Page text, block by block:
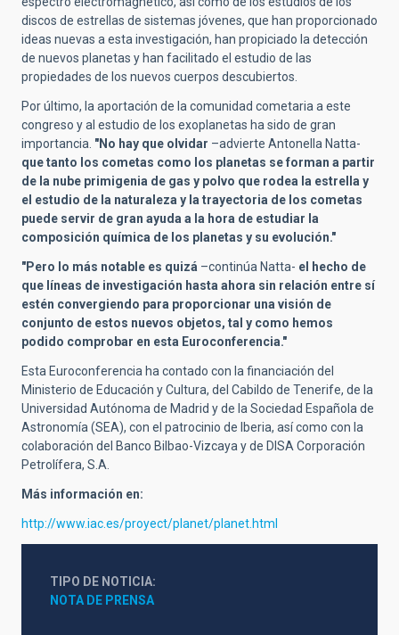
discos de estrellas de sistemas jóvenes, que han proporcionado
ideas nuevas a esta investigación, han propiciado la detección
de nuevos planetas y han facilitado el estudio de las
propiedades de los nuevos cuerpos descubiertos.
Por último, la aportación de la comunidad cometaria a este
congreso y al estudio de los exoplanetas ha sido de gran
importancia. "No hay que olvidar –advierte Antonella Natta-
que tanto los cometas como los planetas se forman a partir
de la nube primigenia de gas y polvo que rodea la estrella y
el estudio de la naturaleza y la trayectoria de los cometas
puede servir de gran ayuda a la hora de estudiar la
composición química de los planetas y su evolución."
"Pero lo más notable es quizá –continúa Natta- el hecho de
que líneas de investigación hasta ahora sin relación entre sí
estén convergiendo para proporcionar una visión de
conjunto de estos nuevos objetos, tal y como hemos
podido comprobar en esta Euroconferencia."
Esta Euroconferencia ha contado con la financiación del
Ministerio de Educación y Cultura, del Cabildo de Tenerife, de la
Universidad Autónoma de Madrid y de la Sociedad Española de
Astronomía (SEA), con el patrocinio de Iberia, así como con la
colaboración del Banco Bilbao-Vizcaya y de DISA Corporación
Petrolífera, S.A.
Más información en:
http://www.iac.es/proyect/planet/planet.html
TIPO DE NOTICIA
NOTA DE PRENSA